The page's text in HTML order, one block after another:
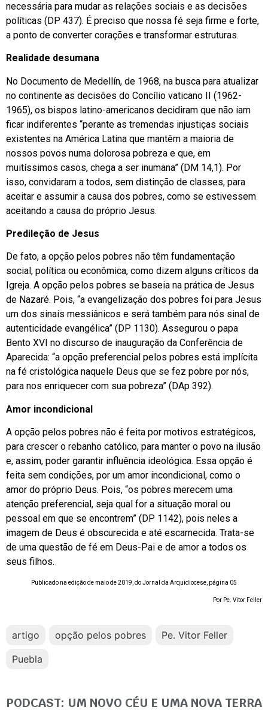
necessária para mudar as relações sociais e as decisões
políticas (DP 437). É preciso que nossa fé seja firme e forte,
a ponto de converter corações e transformar estruturas.
Realidade desumana
No Documento de Medellín, de 1968, na busca para atualizar
no continente as decisões do Concílio vaticano II (1962-
1965), os bispos latino-americanos decidiram que não iam
ficar indiferentes “perante as tremendas injustiças sociais
existentes na América Latina que mantêm a maioria de
nossos povos numa dolorosa pobreza e que, em
muitíssimos casos, chega a ser inumana” (DM 14,1). Por
isso, convidaram a todos, sem distinção de classes, para
aceitar e assumir a causa dos pobres, como se estivessem
aceitando a causa do próprio Jesus.
Predileção de Jesus
De fato, a opção pelos pobres não têm fundamentação
social, política ou econômica, como dizem alguns críticos da
Igreja. A opção pelos pobres se baseia na prática de Jesus
de Nazaré. Pois, “a evangelização dos pobres foi para Jesus
um dos sinais messiânicos e será também para nós sinal de
autenticidade evangélica” (DP 1130). Assegurou o papa
Bento XVI no discurso de inauguração da Conferência de
Aparecida: “a opção preferencial pelos pobres está implícita
na fé cristológica naquele Deus que se fez pobre por nós,
para nos enriquecer com sua pobreza” (DAp 392).
Amor incondicional
A opção pelos pobres não é feita por motivos estratégicos,
para crescer o rebanho católico, para manter o povo na ilusão
e, assim, poder garantir influência ideológica. Essa opção é
feita sem condições, por um amor incondicional, como o
amor do próprio Deus. Pois, “os pobres merecem uma
atenção preferencial, seja qual for a situação moral ou
pessoal em que se encontrem” (DP 1142), pois neles a
imagem de Deus é obscurecida e até escarnecida. Trata-se
de uma questão de fé em Deus-Pai e de amor a todos os
seus filhos.
Publicado na edição de maio de 2019, do Jornal da Arquidiocese, página 05
Por Pe. Vitor Feller
artigo opção pelos pobres
Pe. Vitor Feller
Puebla
PODCAST: UM NOVO CÉU E UMA NOVA TERRA